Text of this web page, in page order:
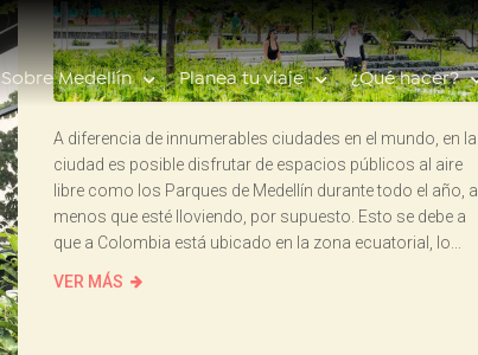
Sobre Medellín Planea tu viaje ¿Qué hacer?
Búsquedas populares
Calendario de eventos
A diferencia de innumerables ciudades en el mundo, en la
ciudad es posible disfrutar de espacios públicos al aire
libre como los Parques de Medellín durante todo el año, a
menos que esté lloviendo, por supuesto. Esto se debe a
que a Colombia está ubicado en la zona ecuatorial, lo...
VER MÁS